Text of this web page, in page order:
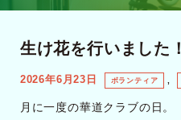
生け花を行いました！
2026年6月23日 ボランティア
月に一度の華道クラブの日。